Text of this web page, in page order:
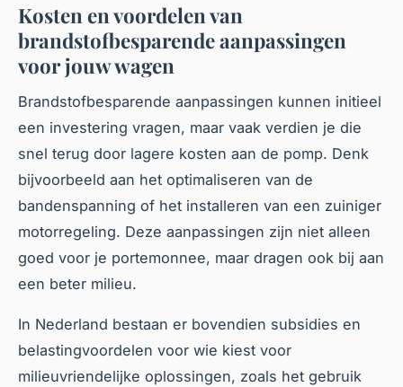
Kosten en voordelen van
brandstofbesparende aanpassingen
voor jouw wagen
Brandstofbesparende aanpassingen kunnen initieel
een investering vragen, maar vaak verdien je die
snel terug door lagere kosten aan de pomp. Denk
bijvoorbeeld aan het optimaliseren van de
bandenspanning of het installeren van een zuiniger
motorregeling. Deze aanpassingen zijn niet alleen
goed voor je portemonnee, maar dragen ook bij aan
een beter milieu.
In Nederland bestaan er bovendien subsidies en
belastingvoordelen voor wie kiest voor
milieuvriendelijke oplossingen, zoals het gebruik